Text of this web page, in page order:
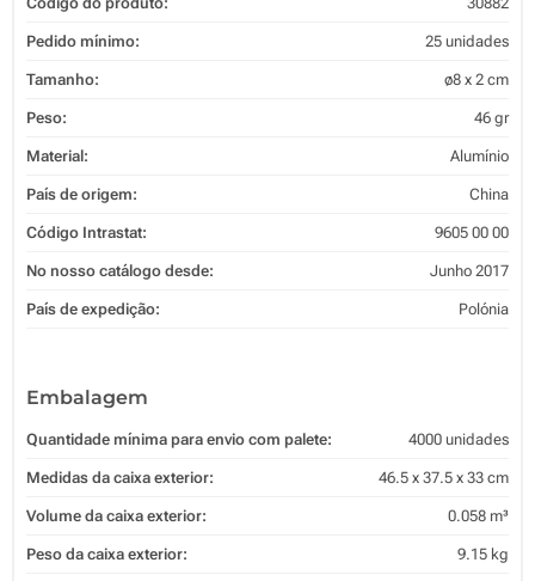
Pedido mínimo: 25 unidades
Tamanho: ø8 x 2 cm
Peso: 46 gr
Material: Alumínio
País de origem: China
Código Intrastat: 9605 00 00
No nosso catálogo desde: Junho 2017
País de expedição: Polónia
Embalagem
Quantidade mínima para envio com palete: 4000 unidades
Medidas da caixa exterior: 46.5 x 37.5 x 33 cm
Volume da caixa exterior: 0.058 m³
Peso da caixa exterior: 9.15 kg